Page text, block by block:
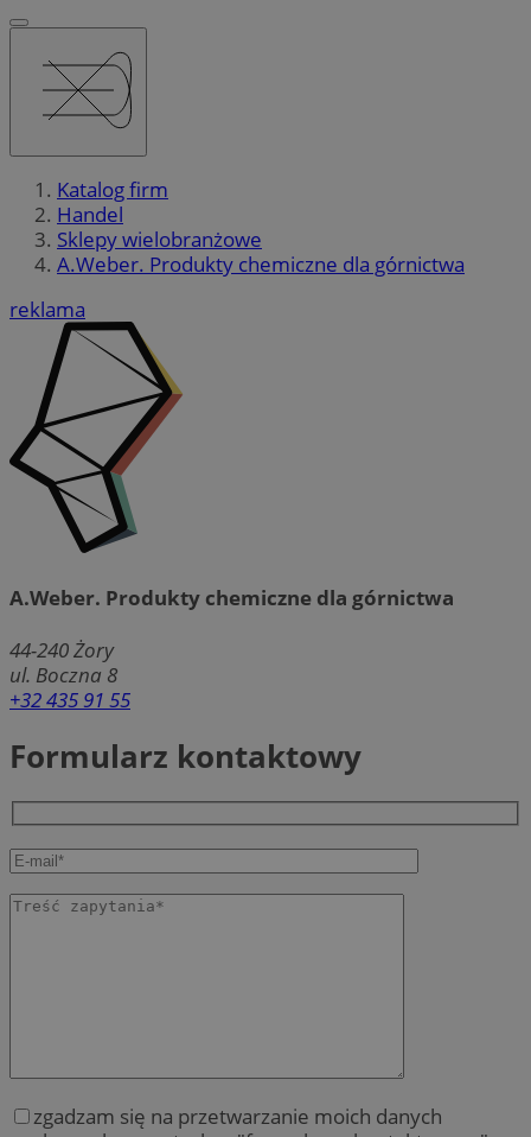
Katalog firm
Handel
Sklepy wielobranżowe
A.Weber. Produkty chemiczne dla górnictwa
reklama
A.Weber. Produkty chemiczne dla górnictwa
44-240Żory
ul. Boczna 8
+32 435 91 55
Formularz kontaktowy
zgadzam się na przetwarzanie moich danych